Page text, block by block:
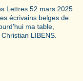
Lettres 52 mars 2025
écrivains belges de
ma table,
LIBENS.